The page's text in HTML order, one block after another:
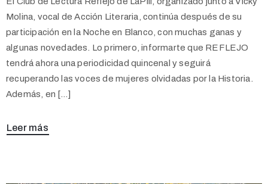
Molina, vocal de Acción Literaria, continúa después de su
participación en la Noche en Blanco, con muchas ganas y
algunas novedades. Lo primero, informarte que REFLEJO
tendrá ahora una periodicidad quincenal y seguirá
recuperando las voces de mujeres olvidadas por la Historia.
Además, en […]
Leer más